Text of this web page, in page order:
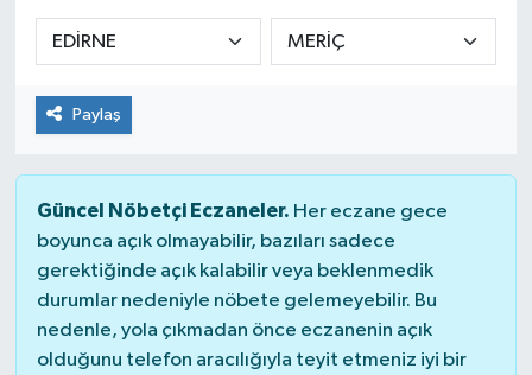
Paylaş
Güncel Nöbetçi Eczaneler. Her eczane gece
boyunca açık olmayabilir, bazıları sadece
gerektiğinde açık kalabilir veya beklenmedik
durumlar nedeniyle nöbete gelemeyebilir. Bu
nedenle, yola çıkmadan önce eczanenin açık
olduğunu telefon aracılığıyla teyit etmeniz iyi bir
Sağlık
Spor
Yaşam